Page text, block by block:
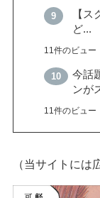
【
ど...
11件のビュー
今話
ンが
11件のビュー
（当サイトには